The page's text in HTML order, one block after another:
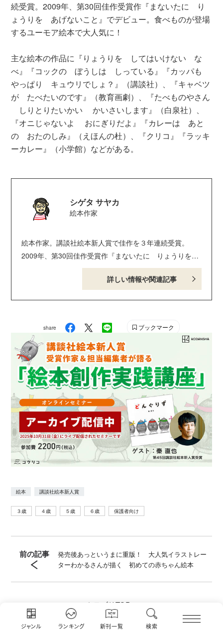
ジャンル ランキング 新刊一覧 検索
続受賞。2009年、第30回佳作受賞作『まないたに り
ょうりを あげないこと』でデビュー。食べものが登場
するユーモア絵本で大人気に！
主な絵本の作品に『りょうりを してはいけない な
べ』『コックの ぼうしは しっている』『カッパも
やっぱり キュウリでしょ？』（講談社）、『キャベツ
が たべたいのです』（教育画劇）、『たべものやさん
しりとりたいかい かいさいします』（白泉社）、
『オニじゃないよ おにぎりだよ』『カレーは あと
の おたのしみ』（えほんの杜）、『クリコ』『ラッキ
ーカレー』（小学館）などがある。
シゲタ サヤカ
絵本作家
絵本作家。講談社絵本新人賞で佳作を３年連続受賞。
2009年、第30回佳作受賞作『まないたに りょうりを
あげないこと』（講談社）でデビュー。食べものが登場
するユーモア絵本で大人気に！ おもな絵本の作品に
でしょ？』（以上、講談社）、『キャベツが たべたい
のです』（教育画劇）、『たべものやさん しりとりたい
かい かいさいします』（白泉社）、『オニじゃないよ お
にぎりだよ』『カレーは あとの おたのしみ』（以
上、えほんの杜）、『クリコ』『ラッキーカレー』（以
上、小学館）などがある。
詳しい情報や関連記事
share ブックマーク
絵本 講談社絵本新人賞
３歳 ４歳 ５歳 ６歳 保護者向け
前の記事
発売後あっというまに重版！ 大人気イラストレー
ターわかるさんが描く 初めての赤ちゃん絵本
カテゴリTOPへ